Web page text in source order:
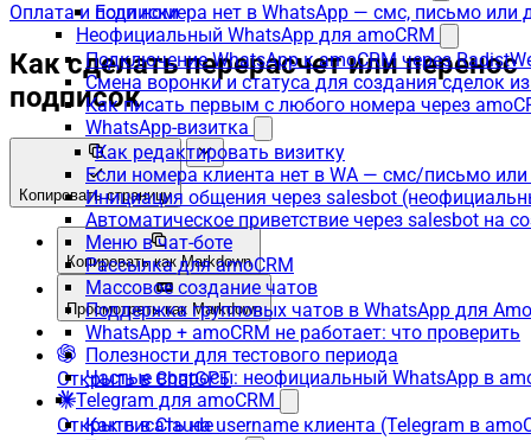
Если номера нет в WhatsApp — смс, письмо или
Неофициальный WhatsApp для amoCRM
Подключение WhatsApp к amoCRM через
Смена воронки и статуса для создания сделок
Как писать первым с любого номера через
WhatsApp-визитка
Как редактировать визитку
Если номера клиента нет в WA — смс/письмо
Инициация общения через salesbot
Автоматическое приветствие через salesbot на
Меню в чат-боте
Рассылка для amoCRM
Массовое создание чатов
Поддержка групповых чатов в WhatsApp для
WhatsApp + amoCRM не работает: что проверить
Полезности для тестового периода
Частые вопросы: неофициальный WhatsApp в
Telegram для amoCRM
Как писать на username клиента (Telegram в
Оплата и подписки
Как сделать перерасчет или перенос
подписок
Копировать страницу
Копировать как Markdown
Просмотреть как Markdown
Открыть в ChatGPT
Открыть в Claude